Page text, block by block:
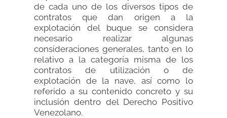
de cada uno de los diversos tipos de
contratos que dan origen a la
explotación del buque se considera
necesario realizar algunas
consideraciones generales, tanto en lo
relativo a la categoría misma de los
contratos de utilización o de
explotación de la nave, así como lo
referido a su contenido concreto y su
inclusión dentro del Derecho Positivo
Venezolano.